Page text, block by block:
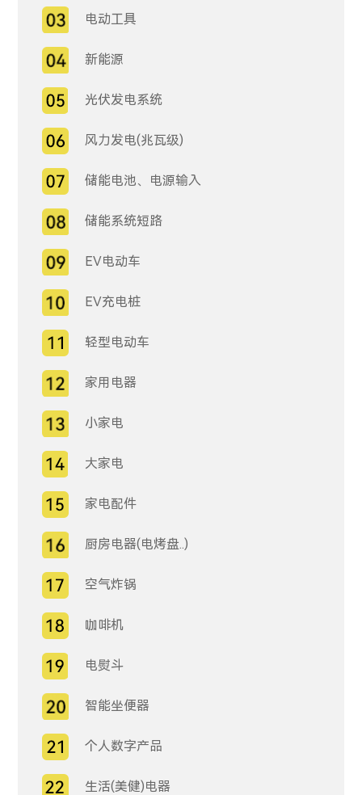
电动工具
新能源
光伏发电系统
风力发电(兆瓦级)
储能电池、电源输入
储能系统短路
EV电动车
EV充电桩
轻型电动车
家用电器
小家电
大家电
家电配件
厨房电器(电烤盘..)
空气炸锅
咖啡机
电熨斗
智能坐便器
个人数字产品
生活(美健)电器